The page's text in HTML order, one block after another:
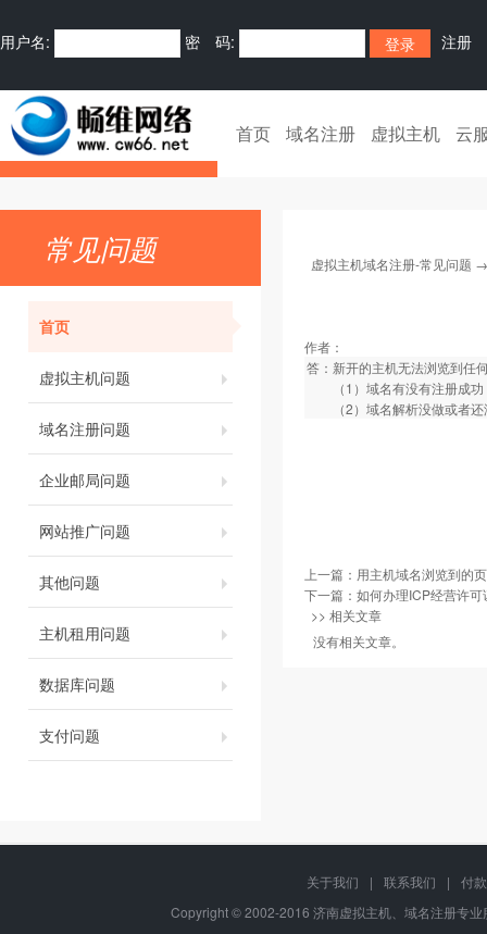
用户名: 密 码: 注册
首页 域名注册 虚拟主机 云
常见问题
首页
虚拟主机问题
域名注册问题
企业邮局问题
网站推广问题
其他问题
主机租用问题
数据库问题
支付问题
虚拟主机域名注册-常见问题
作者：
答：新开的主机无法浏览到任
（1）域名有没有注册成功
（2）域名解析没做或者还
上一篇： 用主机域名浏览到的
下一篇： 如何办理ICP经营许可
>> 相关文章
没有相关文章。
关于我们 | 联系我们 |
付
Copyright © 2002-2016 济南虚拟主机、域名注册专